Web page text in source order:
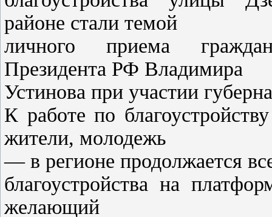
районе стали темой
личного приема
Президента РФ Владимира
Устинова при участии
К работе по
жители, молодежь
— в регионе продолжается
благоустройства на
желающий